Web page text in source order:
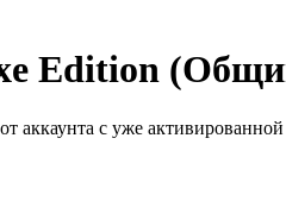
Edition
с уже